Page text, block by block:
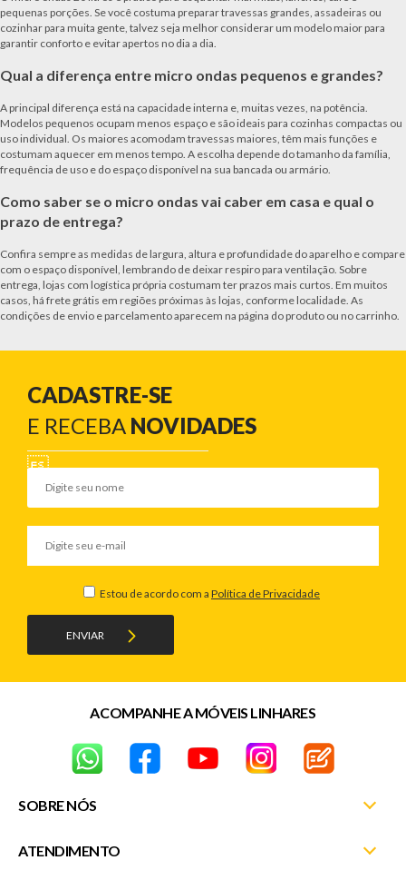
pequenas porções. Se você costuma preparar travessas grandes, assadeiras ou
cozinhar para muita gente, talvez seja melhor considerar um modelo maior para
garantir conforto e evitar apertos no dia a dia.
Qual a diferença entre micro ondas pequenos e grandes?
A principal diferença está na capacidade interna e, muitas vezes, na potência.
Modelos pequenos ocupam menos espaço e são ideais para cozinhas compactas ou
uso individual. Os maiores acomodam travessas maiores, têm mais funções e
costumam aquecer em menos tempo. A escolha depende do tamanho da família,
frequência de uso e do espaço disponível na sua bancada ou armário.
Como saber se o micro ondas vai caber em casa e qual o
prazo de entrega?
Confira sempre as medidas de largura, altura e profundidade do aparelho e compare
com o espaço disponível, lembrando de deixar respiro para ventilação. Sobre
entrega, lojas com logística própria costumam ter prazos mais curtos. Em muitos
casos, há frete grátis em regiões próximas às lojas, conforme localidade. As
condições de envio e parcelamento aparecem na página do produto ou no carrinho.
CADASTRE-SE
E RECEBA NOVIDADES
ENVIAR
Estou de acordo com a Política de Privacidade
SOBRE NÓS
Nossas Lojas
ATENDIMENTO
ACOMPANHE A MÓVEIS LINHARES